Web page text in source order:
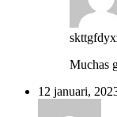
Muchas
12 januari,